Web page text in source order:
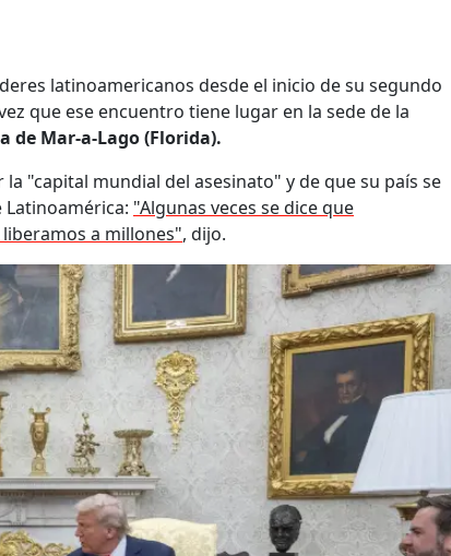
latinoamericanos desde el inicio de su segundo
que ese encuentro tiene lugar en la sede de la
de Mar-a-Lago (Florida).
"capital mundial del asesinato" y de que su país se
"Algunas veces se dice que
a millones", dijo.